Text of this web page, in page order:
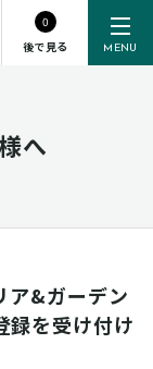
MENU
0
後で見る
へ
ア&ガーデン
録を受け付け